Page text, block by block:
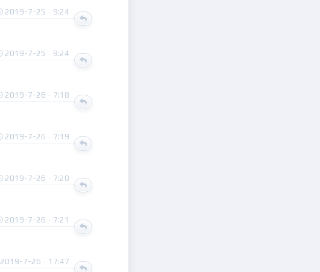
2019-7-25 · 9:24
2019-7-25 · 9:24
2019-7-26 · 7:18
2019-7-26 · 7:19
2019-7-26 · 7:20
2019-7-26 · 7:21
2019-7-26 · 17:47